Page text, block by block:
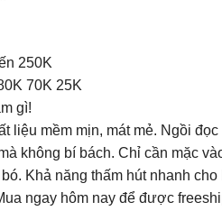
250K
70K 25K
gì!
mềm mịn, mát mẻ. Ngồi
không bí bách. Chỉ cần mặc
Khả năng thấm hút nhanh
ngay hôm nay để được